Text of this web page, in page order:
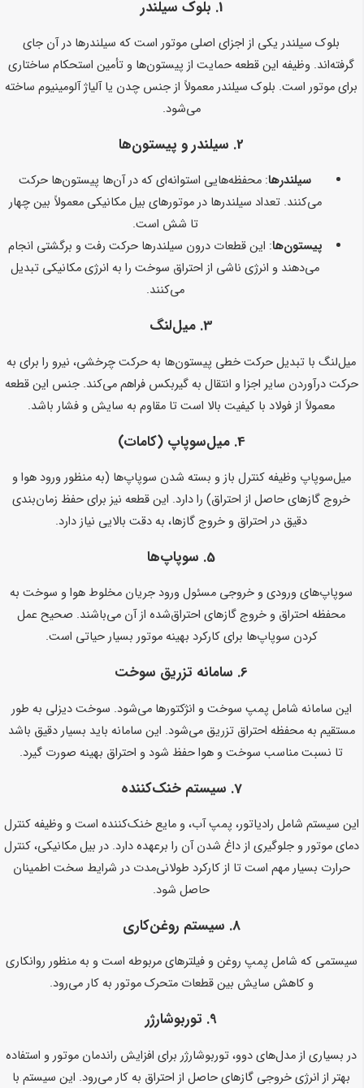
1. بلوک سیلندر
بلوک سیلندر یکی از اجزای اصلی موتور است که سیلندرها در آن جای
گرفته‌اند. وظیفه این قطعه حمایت از پیستون‌ها و تأمین استحکام ساختاری
برای موتور است. بلوک سیلندر معمولاً از جنس چدن یا آلیاژ آلومینیوم ساخته
می‌شود.
2. سیلندر و پیستون‌ها
سیلندرها: محفظه‌هایی استوانه‌ای که در آن‌ها پیستون‌ها حرکت
می‌کنند. تعداد سیلندرها در موتورهای بیل مکانیکی معمولاً بین چهار
تا شش است.
پیستون‌ها: این قطعات درون سیلندرها حرکت رفت و برگشتی انجام
می‌دهند و انرژی ناشی از احتراق سوخت را به انرژی مکانیکی تبدیل
می‌کنند.
3. میل‌لنگ
میل‌لنگ با تبدیل حرکت خطی پیستون‌ها به حرکت چرخشی، نیرو را برای به
حرکت درآوردن سایر اجزا و انتقال به گیربکس فراهم می‌کند. جنس این قطعه
معمولاً از فولاد با کیفیت بالا است تا مقاوم به سایش و فشار باشد.
4. میل‌سوپاپ (کامات)
میل‌سوپاپ وظیفه کنترل باز و بسته شدن سوپاپ‌ها (به منظور ورود هوا و
خروج گازهای حاصل از احتراق) را دارد. این قطعه نیز برای حفظ زمان‌بندی
دقیق در احتراق و خروج گازها، به دقت بالایی نیاز دارد.
5. سوپاپ‌ها
سوپاپ‌های ورودی و خروجی مسئول ورود جریان مخلوط هوا و سوخت به
محفظه احتراق و خروج گازهای احتراق‌شده از آن می‌باشند. صحیح عمل
کردن سوپاپ‌ها برای کارکرد بهینه موتور بسیار حیاتی است.
6. سامانه تزریق سوخت
این سامانه شامل پمپ سوخت و انژکتورها می‌شود. سوخت دیزلی به طور
مستقیم به محفظه احتراق تزریق می‌شود. این سامانه باید بسیار دقیق باشد
تا نسبت مناسب سوخت و هوا حفظ شود و احتراق بهینه صورت گیرد.
7. سیستم خنک‌کننده
این سیستم شامل رادیاتور، پمپ آب، و مایع خنک‌کننده است و وظیفه کنترل
دمای موتور و جلوگیری از داغ شدن آن را برعهده دارد. در بیل مکانیکی، کنترل
حرارت بسیار مهم است تا از کارکرد طولانی‌مدت در شرایط سخت اطمینان
حاصل شود.
8. سیستم روغن‌کاری
سیستمی که شامل پمپ روغن و فیلترهای مربوطه است و به منظور روانکاری
و کاهش سایش بین قطعات متحرک موتور به کار می‌رود.
9. توربوشارژر
در بسیاری از مدل‌های دوو، توربوشارژر برای افزایش راندمان موتور و استفاده
بهتر از انرژی خروجی گازهای حاصل از احتراق به کار می‌رود. این سیستم با